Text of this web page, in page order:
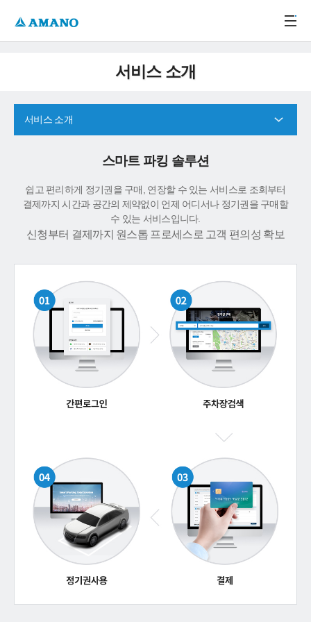
서비스 소개
서비스 소개
스마트 파킹 솔루션
쉽고 편리하게 정기권을 구매, 연장할 수 있는 서비스로 조회부터
결제까지 시간과 공간의 제약없이 언제 어디서나 정기권을 구매할
수 있는 서비스입니다.
신청부터 결제까지 원스톱 프로세스로 고객 편의성 확보